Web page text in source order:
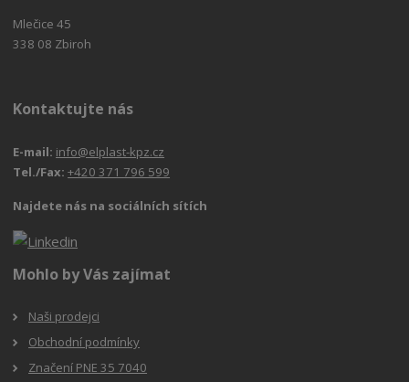
Mlečice 45
338 08 Zbiroh
Kontaktujte nás
E-mail: info@elplast-kpz.cz
Tel./Fax:+420 371 796 599
Najdete nás na sociálních sítích
Mohlo by Vás zajímat
Naši prodejci
Obchodní podmínky
Značení PNE 35 7040